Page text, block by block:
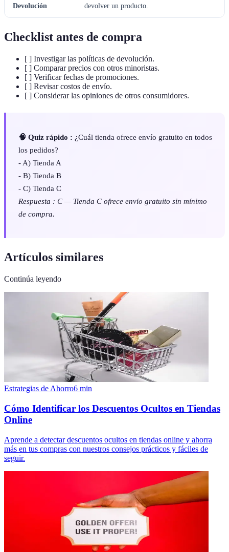
Devolución
devolver un producto.
Checklist antes de compra
[ ] Investigar las políticas de devolución.
[ ] Comparar precios con otros minoristas.
[ ] Verificar fechas de promociones.
[ ] Revisar costos de envío.
[ ] Considerar las opiniones de otros consumidores.
🧠 Quiz rápido : ¿Cuál tienda ofrece envío gratuito en todos
los pedidos?
- A) Tienda A
- B) Tienda B
- C) Tienda C
Respuesta : C — Tienda C ofrece envío gratuito sin mínimo
de compra.
Artículos similares
Continúa leyendo
Estrategias de Ahorro6 min
Cómo Identificar los Descuentos Ocultos en Tiendas
Online
Aprende a detectar descuentos ocultos en tiendas online y ahorra
más en tus compras con nuestros consejos prácticos y fáciles de
seguir.